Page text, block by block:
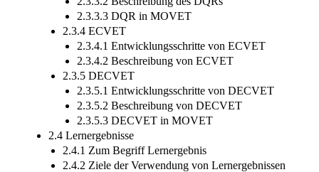
2.3.3.3 DQR in MOVET
2.3.4 ECVET
2.3.4.1 Entwicklungsschritte von ECVET
2.3.4.2 Beschreibung von ECVET
2.3.5 DECVET
2.3.5.1 Entwicklungsschritte von DECVET
2.3.5.2 Beschreibung von DECVET
2.3.5.3 DECVET in MOVET
2.4 Lernergebnisse
2.4.1 Zum Begriff Lernergebnis
2.4.2 Ziele der Verwendung von Lernergebnissen